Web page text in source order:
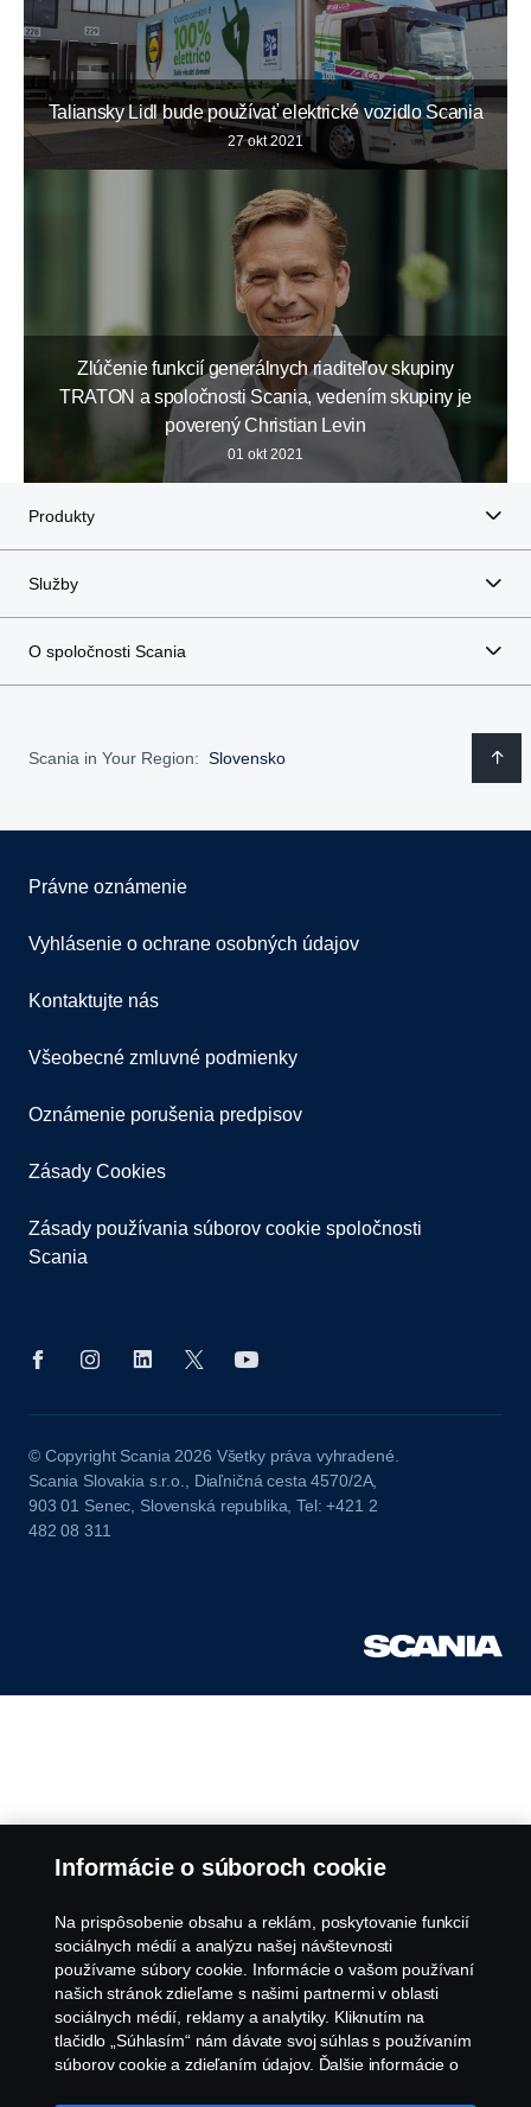
Taliansky Lidl bude používať elektrické vozidlo Scania
27 okt 2021
Zlúčenie funkcií generálnych riaditeľov skupiny
TRATON a spoločnosti Scania, vedením skupiny je
poverený Christian Levin
01 okt 2021
Produkty
Služby
O spoločnosti Scania
Scania in Your Region: Slovensko
Právne oznámenie
Vyhlásenie o ochrane osobných údajov
Kontaktujte nás
Všeobecné zmluvné podmienky
Oznámenie porušenia predpisov
Zásady Cookies
Zásady používania súborov cookie spoločnosti
Scania
© Copyright Scania 2026 Všetky práva vyhradené.
Scania Slovakia s.r.o., Diaľničná cesta 4570/2A,
903 01 Senec, Slovenská republika, Tel: +421 2
482 08 311
Informácie o súboroch cookie
Na prispôsobenie obsahu a reklám, poskytovanie funkcií
sociálnych médií a analýzu našej návštevnosti
používame súbory cookie. Informácie o vašom používaní
našich stránok zdieľame s našimi partnermi v oblasti
sociálnych médií, reklamy a analytiky. Kliknutím na
tlačidlo „Súhlasím“ nám dávate svoj súhlas s používaním
súborov cookie a zdieľaním údajov. Ďalšie informácie o